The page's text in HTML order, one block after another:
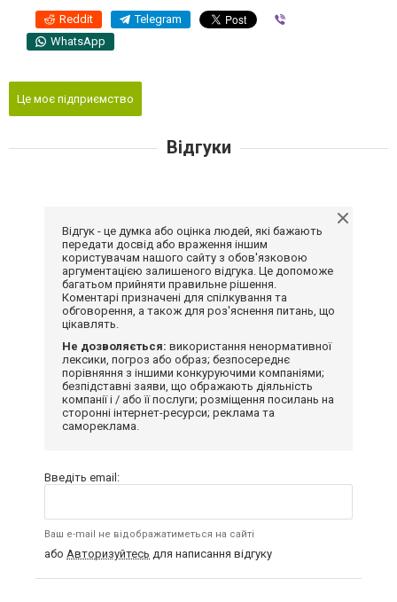
Reddit Telegram
WhatsApp
Це моє підприємство
Відгуки
Відгук - це думка або оцінка людей, які бажають
передати досвід або враження іншим
користувачам нашого сайту з обов'язковою
аргументацією залишеного відгука. Це допоможе
багатьом прийняти правильне рішення.
Коментарі призначені для спілкування та
обговорення, а також для роз'яснення питань, що
цікавлять.
Не дозволяється: використання ненормативної
лексики, погроз або образ; безпосереднє
порівняння з іншими конкуруючими компаніями;
безпідставні заяви, що ображають діяльність
компанії і / або її послуги; розміщення посилань на
сторонні інтернет-ресурси; реклама та
самореклама.
Введіть email:
Ваш e-mail не відображатиметься на сайті
або Авторизуйтесь для написання відгуку